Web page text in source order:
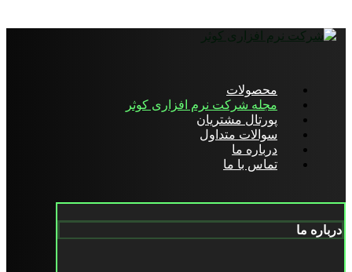
محصولات
مجله شرکت نرم افزاری کوثر
پورتال مشتریان
سوالات متداول
درباره ما
تماس با ما
درباره ما